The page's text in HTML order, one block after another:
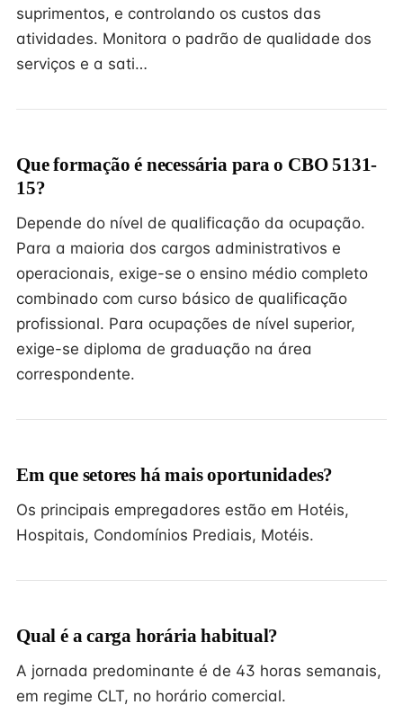
suprimentos, e controlando os custos das
atividades. Monitora o padrão de qualidade dos
serviços e a sati…
Que formação é necessária para o CBO 5131-
15?
Depende do nível de qualificação da ocupação.
Para a maioria dos cargos administrativos e
operacionais, exige-se o ensino médio completo
combinado com curso básico de qualificação
profissional. Para ocupações de nível superior,
exige-se diploma de graduação na área
correspondente.
Em que setores há mais oportunidades?
Os principais empregadores estão em Hotéis,
Hospitais, Condomínios Prediais, Motéis.
Qual é a carga horária habitual?
A jornada predominante é de 43 horas semanais,
em regime CLT, no horário comercial.